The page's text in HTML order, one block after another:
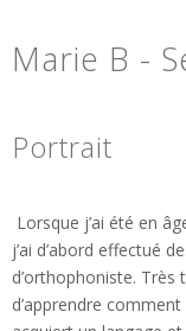
Marie B -
Portrait
Lorsque j’ai été en
j’ai d’abord effectué
d’orthophoniste. Très
d’apprendre